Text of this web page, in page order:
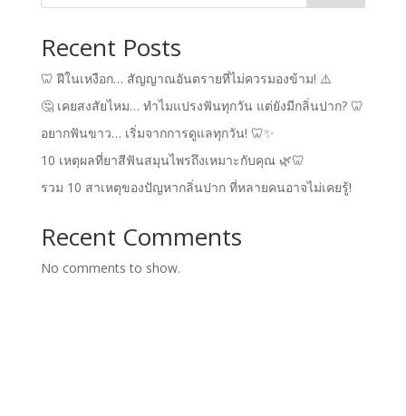
Recent Posts
🦷 ฝีในเหงือก… สัญญาณอันตรายที่ไม่ควรมองข้าม! ⚠️
🤔 เคยสงสัยไหม… ทำไมแปรงฟันทุกวัน แต่ยังมีกลิ่นปาก? 🦷
อยากฟันขาว… เริ่มจากการดูแลทุกวัน! 🦷✨
10 เหตุผลที่ยาสีฟันสมุนไพรถึงเหมาะกับคุณ 🌿🦷
รวม 10 สาเหตุของปัญหากลิ่นปาก ที่หลายคนอาจไม่เคยรู้!
Recent Comments
No comments to show.